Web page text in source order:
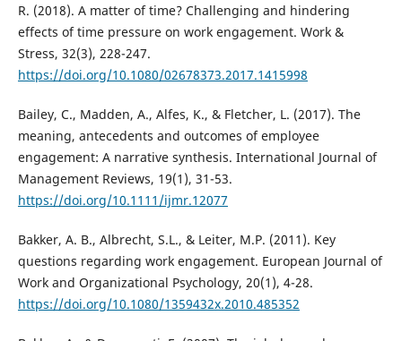
R. (2018). A matter of time? Challenging and hindering
effects of time pressure on work engagement. Work &
Stress, 32(3), 228-247.
https://doi.org/10.1080/02678373.2017.1415998
Bailey, C., Madden, A., Alfes, K., & Fletcher, L. (2017). The
meaning, antecedents and outcomes of employee
engagement: A narrative synthesis. International Journal of
Management Reviews, 19(1), 31-53.
https://doi.org/10.1111/ijmr.12077
Bakker, A. B., Albrecht, S.L., & Leiter, M.P. (2011). Key
questions regarding work engagement. European Journal of
Work and Organizational Psychology, 20(1), 4-28.
https://doi.org/10.1080/1359432x.2010.485352